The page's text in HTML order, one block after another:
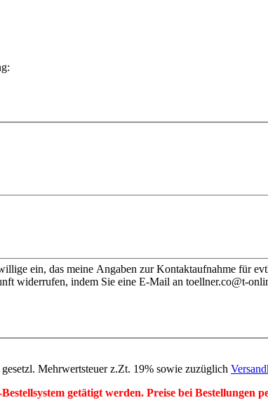
ein, das meine Angaben zur Kontaktaufnahme für
widerrufen, indem Sie eine E-Mail an toellner.co@t-
Mehrwertsteuer z.Zt. 19% sowie zuzüglich
getätigt werden. Preise bei Bestellungen